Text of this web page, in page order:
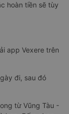
hoàn tiền sẽ tùy
app Vexere trên
đi, sau đó
từ Vũng Tàu -